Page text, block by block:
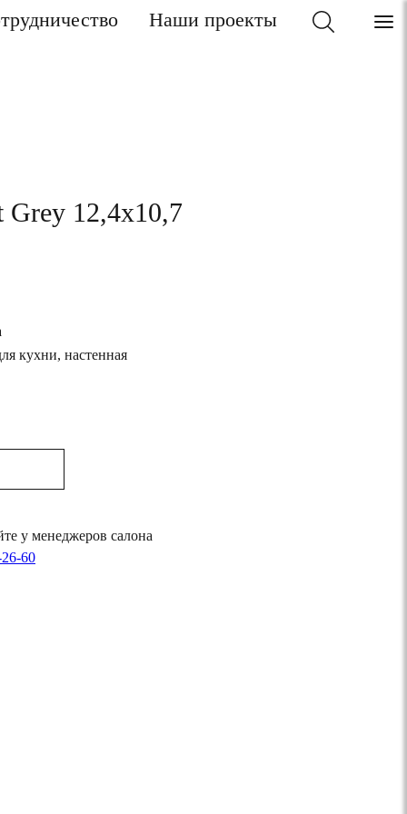
Наши проекты
Grey 12,4x10,7
кухни, настенная
у менеджеров салона
60